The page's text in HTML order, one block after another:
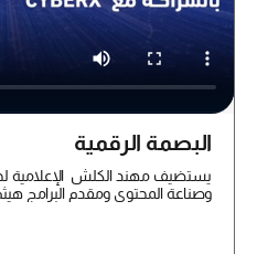
البصمة الرقمية
يستضيف مهند الكلش الإعلامية
وصناعة المحتوى ومقدم البرامج